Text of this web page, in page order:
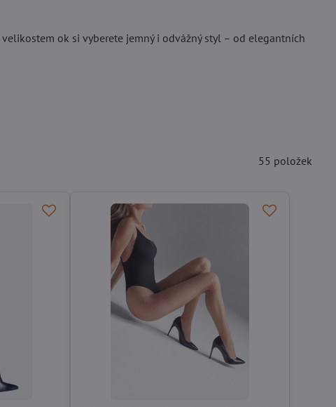
ok si vyberete jemný i odvážný styl – od elegantních
55 položek